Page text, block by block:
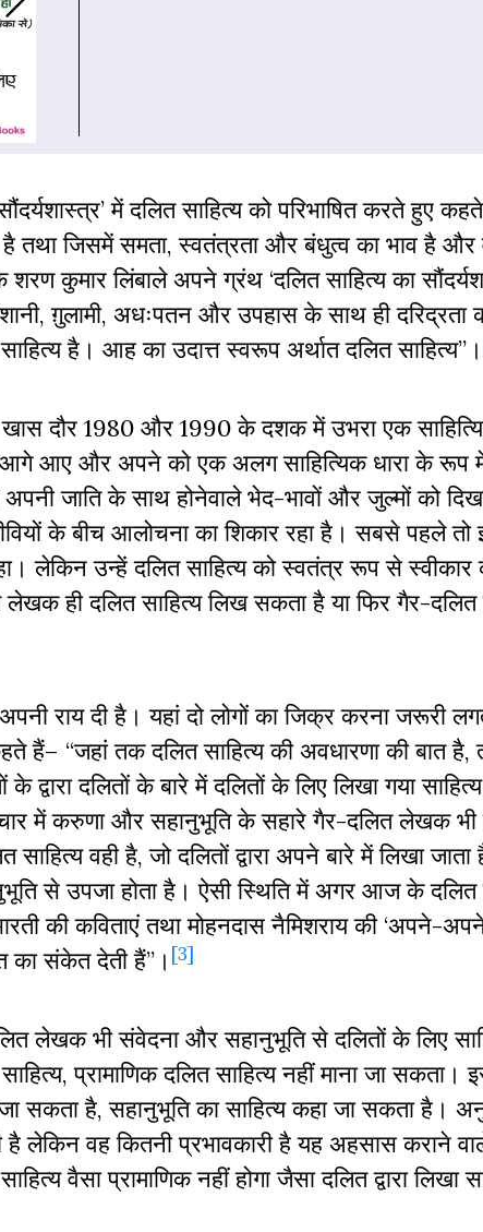
में दलित साहित्य को परिभाषित करते हुए
है तथा जिसमें समता, स्वतंत्रता और बंधुत्व का भाव है और
कुमार लिंबाले अपने ग्रंथ ‘दलित साहित्य का
ग़ुलामी, अधःपतन और उपहास के साथ ही दरिद्रता
है। आह का उदात्त स्वरूप अर्थात दलित साहित्य”।
खास दौर 1980 और 1990 के दशक में उभरा एक
आए और अपने को एक अलग साहित्यिक धारा के रूप
जाति के साथ होनेवाले भेद-भावों और जुल्मों को
के बीच आलोचना का शिकार रहा है। सबसे पहले
लेकिन उन्हें दलित साहित्य को स्वतंत्र रूप से स्वीकार
ही दलित साहित्य लिख सकता है या फिर गैर-दलित
राय दी है। यहां दो लोगों का जिक्र करना जरूरी
“जहां तक दलित साहित्य की अवधारणा की बात है,
द्वारा दलितों के बारे में दलितों के लिए लिखा गया
में करुणा और सहानुभूति के सहारे गैर-दलित लेखक भी
वही है, जो दलितों द्वारा अपने बारे में लिखा जाता
से उपजा होता है। ऐसी स्थिति में अगर आज के
की कविताएं तथा मोहनदास नैमिशराय की ‘अपने-
का संकेत देती हैं”। [3]
लेखक भी संवेदना और सहानुभूति से दलितों के लिए
प्रामाणिक दलित साहित्य नहीं माना जा
सकता है, सहानुभूति का साहित्य कहा जा सकता है।
लेकिन वह कितनी प्रभावकारी है यह अहसास कराने
वैसा प्रामाणिक नहीं होगा जैसा दलित द्वारा लिखा